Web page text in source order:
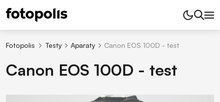
Fotopolis Testy Aparaty Canon EOS 100D - test
Canon EOS 100D - test